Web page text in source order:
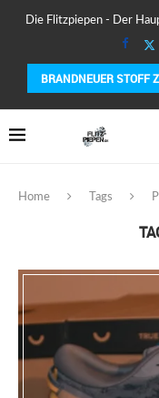
Die Flitzpiepen - Der
BRANDNEUER STOFF
COROS PACE 4 IM TEST
Home Tags